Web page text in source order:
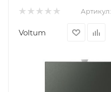
Артикул:
Voltum